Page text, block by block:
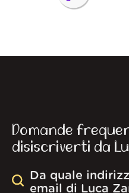
Domande
disiscriverti da
Da quale
email di Luca